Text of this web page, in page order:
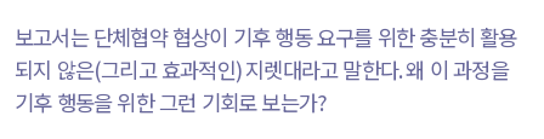
보고서는 단체협약 협상이 기후 행동 요구를 위한 충분히 활용
되지 않은(그리고 효과적인)지렛대라고 말한다.왜 이 과정을
기후 행동을 위한 그런 기회로 보는가?